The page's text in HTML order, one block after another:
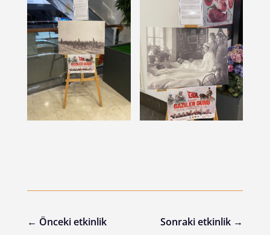
← Önceki etkinlik Sonraki etkinlik →